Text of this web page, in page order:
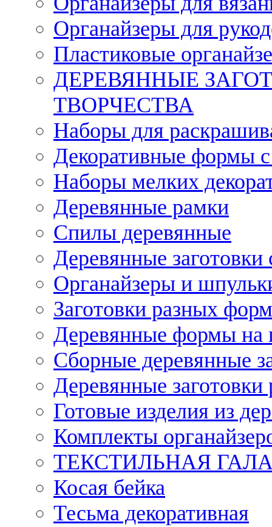
Органайзеры для
Пластиковые
ДЕРЕВЯННЫЕ
ТВОРЧЕСТВА
Наборы для
Декоративные формы с
Наборы мелких
Деревянные рамки
Спилы деревянные
Деревянные заготовки
Органайзеры и
Заготовки разных
Деревянные формы на
Сборные деревянные
Деревянные заготовки
Готовые изделия из
Комплекты
ТЕКСТИЛЬНАЯ
Косая бейка
Тесьма декоративная